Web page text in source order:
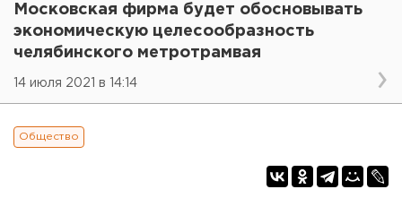
Московская фирма будет обосновывать
экономическую целесообразность
челябинского метротрамвая
14 июля 2021 в 14:14
Общество